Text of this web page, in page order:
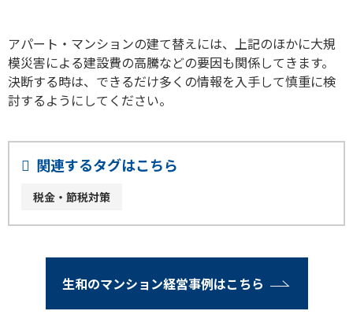
アパート・マンションの建て替えには、上記のほかに大規
模災害による建設費の高騰などの要因も関係してきます。
決断する時は、できるだけ多くの情報を入手して慎重に検
討するようにしてください。
関連するタグはこちら
税金・節税対策
生和のマンション経営事例はこちら